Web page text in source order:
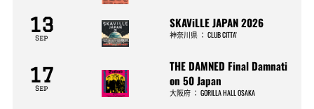
13
Sep
SKAViLLE JAPAN 2026
神奈川県 ：CLUB CITTA’
17
Sep
THE DAMNED Final Damnati
on 50 Japan
大阪府 ：GORILLA HALL OSAKA